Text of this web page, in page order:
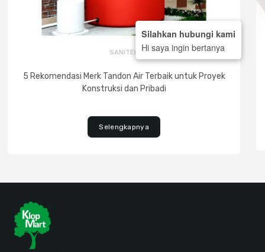
SANITER
5 Rekomendasi Merk Tandon Air Terbaik untuk Proyek
Konstruksi dan Pribadi
Selengkapnya
Silahkan hubungi kami
Hi saya ingin bertanya